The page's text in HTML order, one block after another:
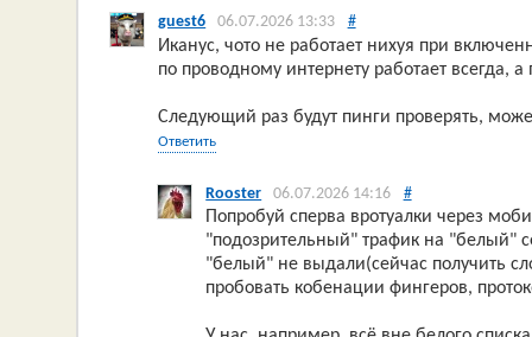
guest6 06.07.2026 13:33 #
Иканус, чото не работает нихуя при
по проводному интернету работает всегда,
Следующий раз будут пинги проверять,
Ответить
Rooster 06.07.2026 14:16 #
Попробуй сперва вротуалки через
"подозрительный" трафик на "белый"
"белый" не выдали(сейчас получить
пробовать кобенации фингеров,